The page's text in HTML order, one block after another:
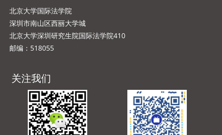
北京大学国际法学院
深圳市南山区西丽大学城
北京大学深圳研究生院国际法学院410
邮编：518055
关注我们